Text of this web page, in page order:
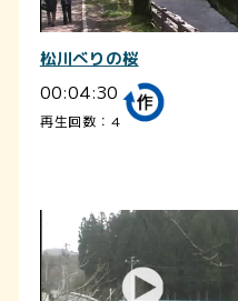
松川べりの桜
00:04:30
再生回数：4